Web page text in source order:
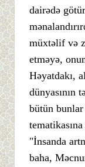
dairədə
müxtəlif və
etməyə,
Həyatdakı,
dünyasının
bütün
"İnsanda
baha,